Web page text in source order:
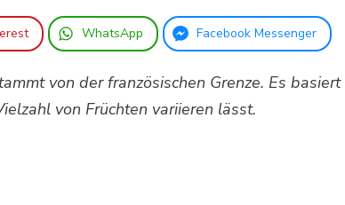
WhatsApp Facebook Messenger
von der französischen Grenze. Es
von Früchten variieren lässt.